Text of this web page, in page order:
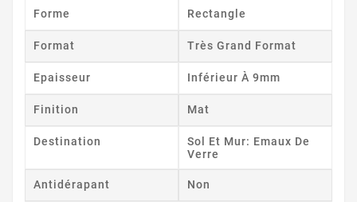
Forme Rectangle
Format Très Grand Format
Epaisseur Inférieur À 9mm
Finition Mat
Destination
Sol Et Mur: Emaux De
Verre
Antidérapant Non